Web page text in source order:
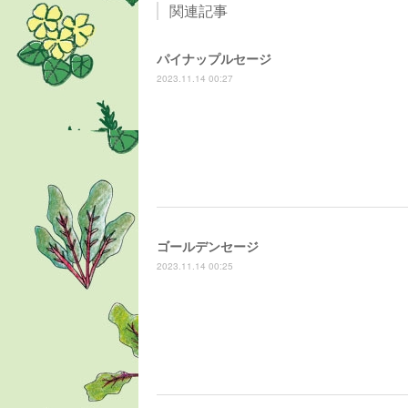
関連記事
パイナップルセージ
2023.11.14 00:27
ゴールデンセージ
2023.11.14 00:25